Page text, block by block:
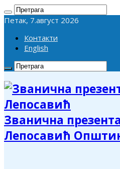
Петак, 7.август 2026
Контакти
English
Званична
Лепосавић